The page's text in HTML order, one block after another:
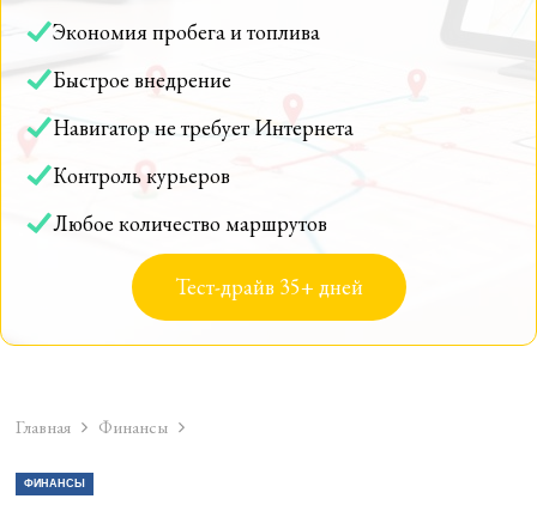
Экономия пробега и топлива
Быстрое внедрение
Навигатор не требует Интернета
Контроль курьеров
Любое количество маршрутов
Тест-драйв 35+ дней
Главная Финансы
ФИНАНСЫ